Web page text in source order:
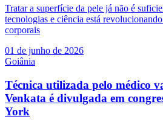
Tratar a superfície da pele já não é
tecnologias e ciência está
corporais
01 de junho de 2026
Goiânia
Técnica utilizada pelo médico
Venkata é divulgada em
York